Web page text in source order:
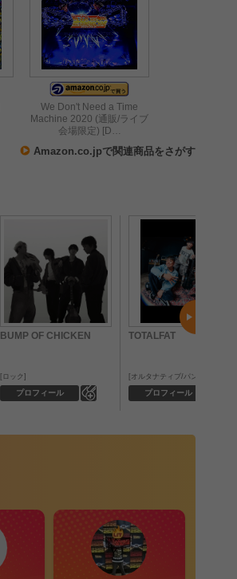
We Don't Need a Time
Machine 2020 (通販/ライブ
会場限定) [D…
Amazon.co.jpで関連商品をさがす
BUMP OF CHICKEN
プロフィール
ロック
TOTALFAT
プロフィール
オルタナティブ/パンク